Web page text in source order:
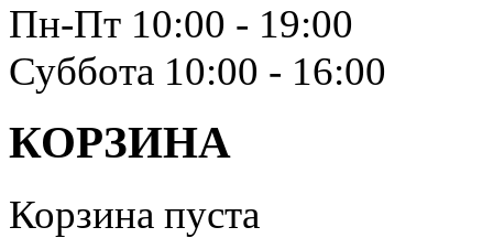
Пн-Пт 10:00 - 19:00
Суббота 10:00 - 16:00
КОРЗИНА
Корзина пуста